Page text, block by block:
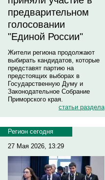
предварительном
голосовании
"Единой России"
Жители региона продолжают
выбирать кандидатов, которые
представят партию на
предстоящих выборах в
Государственную Думу и
Законодательное Собрание
Приморского края.
статьи раздела
Регион сегодня
27 Мая 2026, 13:29